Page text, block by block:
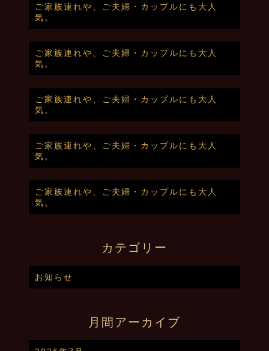
ご家族連れや、ご夫婦・カップルにも大人
気。
ご家族連れや、ご夫婦・カップルにも大人
気。
ご家族連れや、ご夫婦・カップルにも大人
気。
ご家族連れや、ご夫婦・カップルにも大人
気。
ご家族連れや、ご夫婦・カップルにも大人
気。
カテゴリー
お知らせ
月間アーカイブ